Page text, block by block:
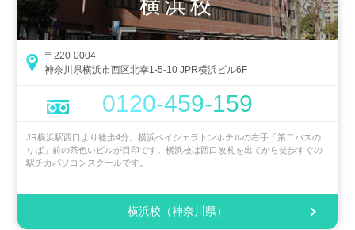
横浜校
〒220-0004
神奈川県横浜市西区北幸1-5-10 JPR横浜ビル6F
0120-459-159
JR横浜駅西口より徒歩4分。横浜ベイシェラトンホテルの右手「第二バスの
りば」前の茶色いビルが目印です。横浜校は西口改札を出てから徒歩すぐの
駅チカパソコンスクールです。
横浜校（神奈川県）